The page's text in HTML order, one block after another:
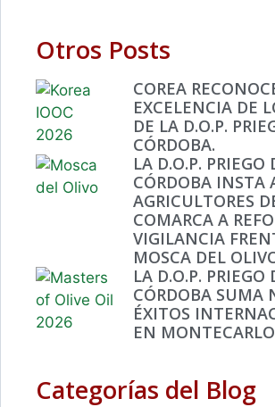
Otros Posts
COREA
EXCELENCIA DE
DE LA D.O.P.
CÓRDOBA.
LA D.O.P. PRIEGO
CÓRDOBA INSTA
AGRICULTORES
COMARCA A
VIGILANCIA
MOSCA DEL
LA D.O.P. PRIEGO
CÓRDOBA SUMA
ÉXITOS
EN MONTECARLO
Categorías del Blog